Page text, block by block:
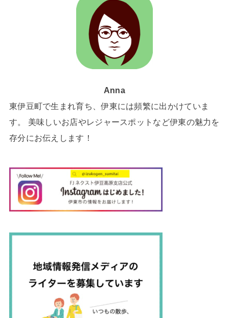
Anna
東伊豆町で生まれ育ち、伊東には頻繁に出かけていま
す。 美味しいお店やレジャースポットなど伊東の魅力を
存分にお伝えします！